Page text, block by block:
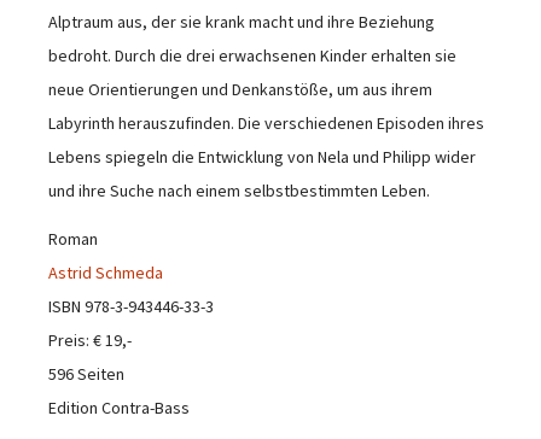
Alptraum aus, der sie krank macht und ihre Beziehung
bedroht. Durch die drei erwachsenen Kinder erhalten sie
neue Orientierungen und Denkanstöße, um aus ihrem
Labyrinth herauszufinden. Die verschiedenen Episoden ihres
Lebens spiegeln die Entwicklung von Nela und Philipp wider
und ihre Suche nach einem selbstbestimmten Leben.
Roman
Astrid Schmeda
ISBN 978-3-943446-33-3
Preis: € 19,-
596 Seiten
Edition Contra-Bass